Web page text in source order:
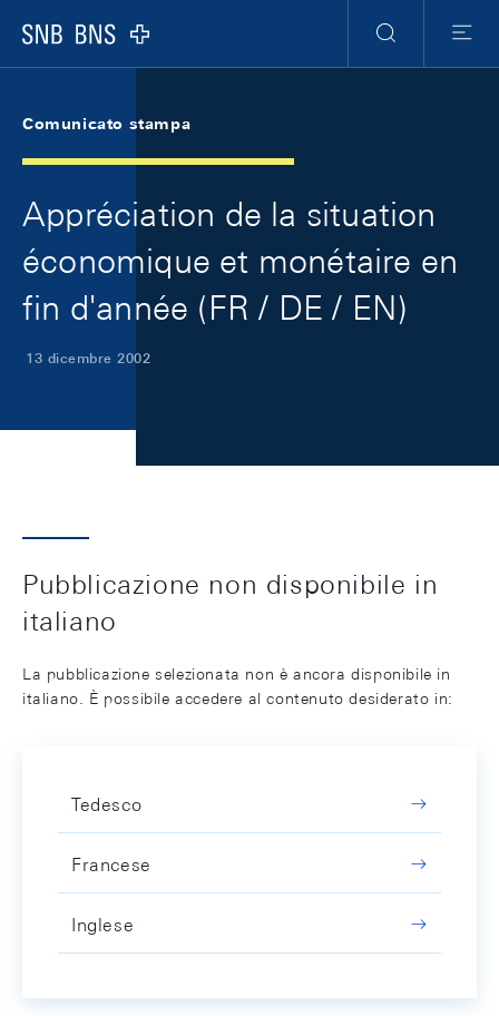
Logo
Ricerca
Menu
Comunicato stampa
Appréciation de la situation
économique et monétaire en
fin d'année (FR / DE / EN)
13 dicembre 2002
Pubblicazione non disponibile in
italiano
La pubblicazione selezionata non è ancora disponibile in
italiano. È possibile accedere al contenuto desiderato in:
Tedesco
Francese
Inglese